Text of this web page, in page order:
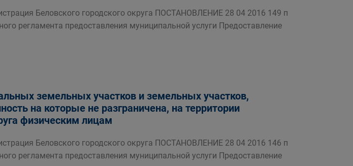
Беловского городского округа ПОСТАНОВЛЕНИЕ 28 04 2016 149 п
регламента предоставления муниципальной услуги Предоставление
земельных участков и земельных участков,
на которые не разграничена, на территории
физическим лицам
Беловского городского округа ПОСТАНОВЛЕНИЕ 28 04 2016 146 п
регламента предоставления муниципальной услуги Предоставление